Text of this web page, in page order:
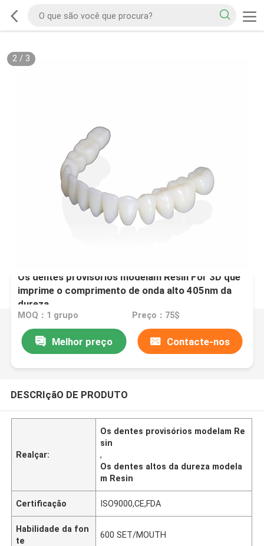
2/ 3
Os dentes provisórios modelam Resin For 3D que
imprime o comprimento de onda alto 405nm da
dureza
MOQ：1 grupo Preço：75$
Melhor preço Contacte-nos
DESCRIçãO DE PRODUTO
Realçar:
Os dentes provisórios modelam Re
sin
,
Os dentes altos da dureza modela
m Resin
Certificação ISO9000,CE,FDA
Habilidade da fon
te
600 SET/MOUTH